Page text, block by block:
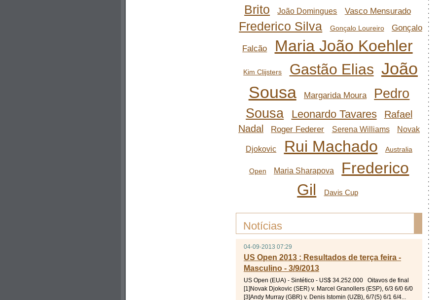
Brito
João Domingues Vasco Mensurado
Frederico Silva Gonçalo Loureiro Gonçalo
Falcão Maria João Koehler
Kim Clijsters Gastão Elias João
Sousa
Margarida Moura
Pedro
Sousa
Leonardo Tavares
Rafael
Nadal
Roger Federer Serena Williams Novak
Djokovic Rui Machado Australia
Open Maria Sharapova
Frederico
Gil
Davis Cup
Notícias
04-09-2013 07:29
US Open 2013 : Resultados de terça feira -
Masculino - 3/9/2013
US Open (EUA) - Sintético - US$ 34.252.000 Oitavos de final
[1]Novak Djokovic (SER) v. Marcel Granollers (ESP), 6/3 6/0 6/0
[3]Andy Murray (GBR) v. Denis Istomin (UZB), 6/7(5) 6/1 6/4...